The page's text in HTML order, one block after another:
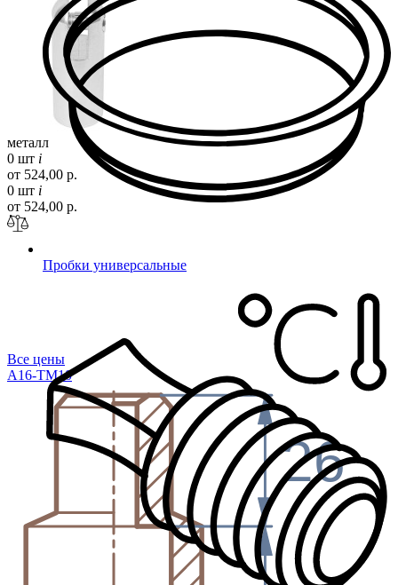
Пробки универсальные
металл
0 шт i
от 524,00 р.
0 шт i
от 524,00 р.
Все цены
A16-TM10
26